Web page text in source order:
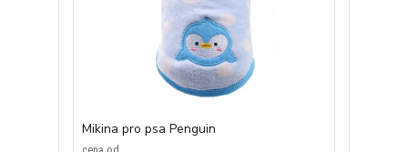
Mikina pro psa Penguin